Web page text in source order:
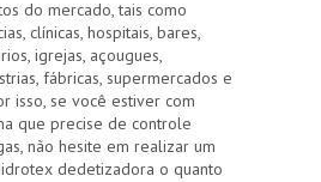
do mercado, tais como
clínicas, hospitais, bares,
igrejas, açougues,
fábricas, supermercados e
isso, se você estiver com
que precise de controle
não hesite em realizar um
dedetizadora o quanto